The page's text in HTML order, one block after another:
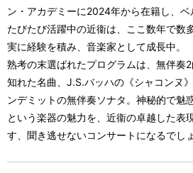
ン・アカデミーに2024年から在籍し、
たびたび活躍中の近衞は、ここ数年で数
実に経験を積み、音楽家として成長中。
熟考の末選ばれたプログラムは、無伴奏
知れた名曲、J.S.バッハの《シャコンヌ
ンデミットの無伴奏ソナタ。神秘的で魅
という楽器の魅力を、近衞の卓越した表
す、聞き逃せないコンサートになるでしょ